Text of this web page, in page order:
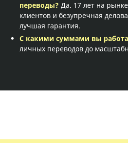
переводы? Да. 17 лет на
клиентов и безупречная
лучшая гарантия.
С какими суммами вы
личных переводов до